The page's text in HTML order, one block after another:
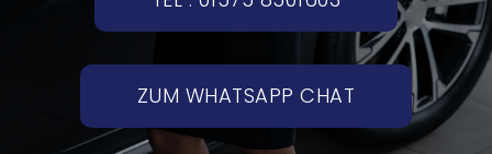
ZUM WHATSAPP CHAT